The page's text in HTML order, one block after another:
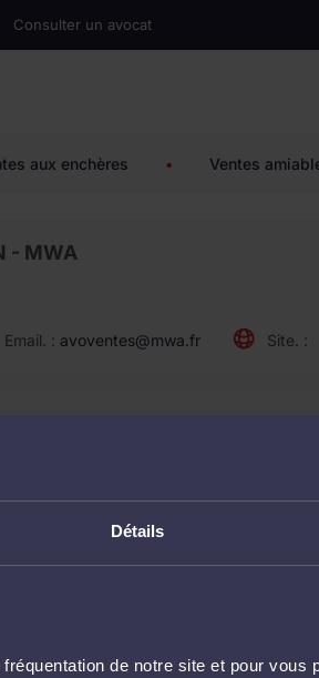
Détails
de notre site et pour vous
Consulter un avocat
aux enchères • Ventes
- MWA
Email. : avoventes@mwa.fr Site. :
ne correspond à votre